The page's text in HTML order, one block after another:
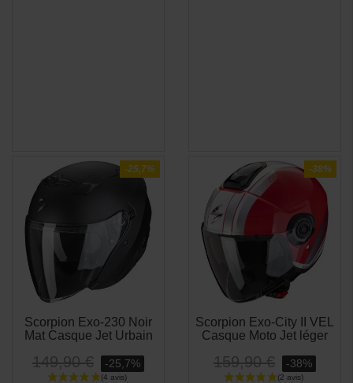
-25,7%
Scorpion Exo-230 Noir
Mat Casque Jet Urbain
149,90 € -25,7%
-38%
Scorpion Exo-City II VEL
Casque Moto Jet léger
159,90 € -38%
 APERÇU
RAPIDE